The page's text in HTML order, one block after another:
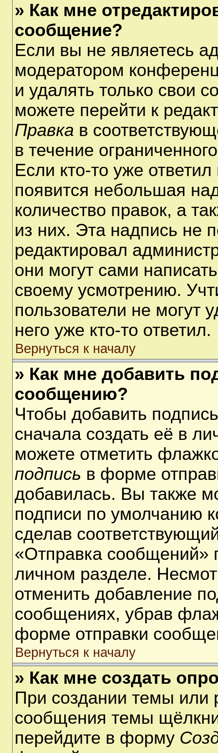
» Как мне
сообщение?
Если вы не являетесь
модератором
и удалять только свои
можете перейти к
Правка в
в течение
Если кто-то уже
появится небольшая
количество правок, а
из них. Эта надпись не
редактировал
они могут сами
своему усмотрению.
пользователи не могут
него уже кто-то ответил.
Вернуться к началу
» Как мне добавить
сообщению?
Чтобы добавить
сначала создать её в
можете отметить
подпись в форме
добавилась. Вы также
подписи по умолчанию
сделав
«Отправка сообщений»
личном разделе.
отменить добавление
сообщениях, убрав
форме отправки
Вернуться к началу
» Как мне создать
При создании темы или
сообщения темы
перейдите в форму